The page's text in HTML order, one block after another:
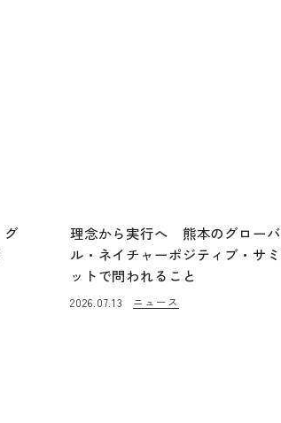
グ
理念から実行へ 熊本のグローバ
ル・ネイチャーポジティブ・サミ
ットで問われること
2026.07.13 ニュース